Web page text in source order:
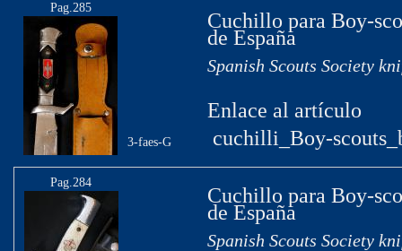
Pag.285
3-faes-G
Cuchillo para Boy-
de España
Spanish Scouts Society
Enlace al artículo
cuchilli_Boy-
Pag.284
Cuchillo para Boy-
de España
Spanish Scouts Society